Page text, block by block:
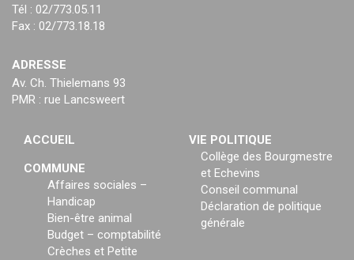
Tél : 02/773.05.11
Fax : 02/773.18.18
ADRESSE
Av. Ch. Thielemans 93
PMR : rue Lancsweert
ACCUEIL
COMMUNE
Affaires sociales –
Handicap
Bien-être animal
Budget – comptabilité
Crèches et Petite
VIE POLITIQUE
Collège des Bourgmestre
et Echevins
Conseil communal
Déclaration de politique
générale